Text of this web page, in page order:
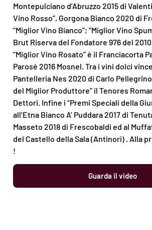
Montepulciano d’Abruzzo 2015 di
Vino Rosso”, Gorgona Bianco 2020 di
“Miglior Vino Bianco”; “Miglior Vino
Brut Riserva del Fondatore 976 del
“Miglior Vino Rosato” è il Franciacorta
Parosé 2016 Mosnel. Tra i vini dolci
Pantelleria Nes 2020 di Carlo
del Miglior Produttore” il Tenores
Dettori. Infine i “Premi Speciali della
all’Etna Bianco A’ Puddara 2017 di
Masseto 2018 di Frescobaldi ed al
del Castello della Sala (Antinori) . Alla
!
Guarda il video